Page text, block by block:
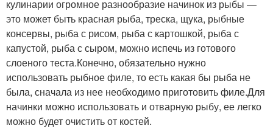
кулинарии огромное разнообразие начинок из рыбы —
это может быть красная рыба, треска, щука, рыбные
консервы, рыба с рисом, рыба с картошкой, рыба с
капустой, рыба с сыром, можно испечь из готового
слоеного теста.Конечно, обязательно нужно
использовать рыбное филе, то есть какая бы рыба не
была, сначала из нее необходимо приготовить филе.Для
начинки можно использовать и отварную рыбу, ее легко
можно будет очистить от костей.